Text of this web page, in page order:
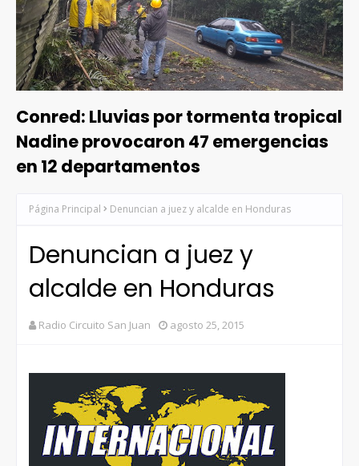
Conred: Lluvias por tormenta tropical
Nadine provocaron 47 emergencias
en 12 departamentos
Página Principal Denuncian a juez y alcalde en Honduras
Denuncian a juez y
alcalde en Honduras
Radio Circuito San Juan agosto 25, 2015